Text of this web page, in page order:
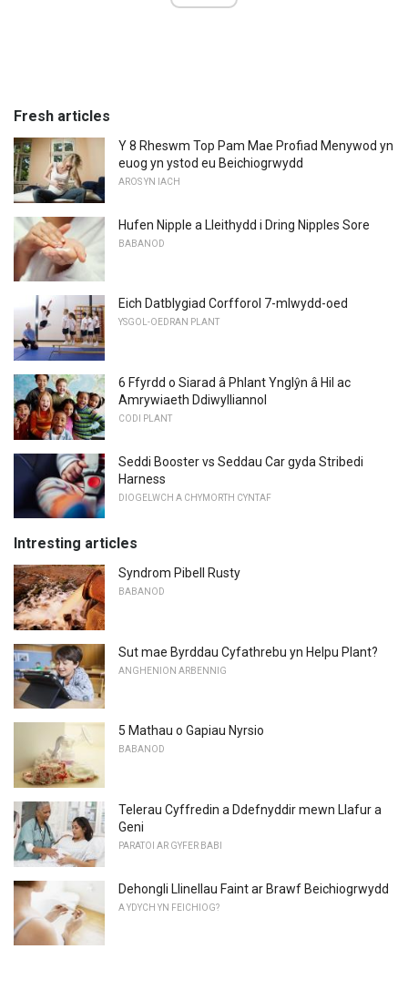
Fresh articles
Y 8 Rheswm Top Pam Mae Profiad Menywod yn
euog yn ystod eu Beichiogrwydd
AROS YN IACH
Hufen Nipple a Lleithydd i Dring Nipples Sore
BABANOD
Eich Datblygiad Corfforol 7-mlwydd-oed
YSGOL-OEDRAN PLANT
6 Ffyrdd o Siarad â Phlant Ynglŷn â Hil ac
Amrywiaeth Ddiwylliannol
CODI PLANT
Seddi Booster vs Seddau Car gyda Stribedi
Harness
DIOGELWCH A CHYMORTH CYNTAF
Intresting articles
Syndrom Pibell Rusty
BABANOD
Sut mae Byrddau Cyfathrebu yn Helpu Plant?
ANGHENION ARBENNIG
5 Mathau o Gapiau Nyrsio
BABANOD
Telerau Cyffredin a Ddefnyddir mewn Llafur a
Geni
PARATOI AR GYFER BABI
Dehongli Llinellau Faint ar Brawf Beichiogrwydd
A YDYCH YN FEICHIOG?